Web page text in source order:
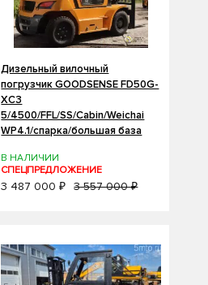
Дизельный вилочный
погрузчик GOODSENSE FD50G-
XC3
5/4500/FFL/SS/Cabin/Weichai
WP4.1/спарка/большая база
В НАЛИЧИИ
СПЕЦПРЕДЛОЖЕНИЕ
3 487 000 ₽ 3 557 000 ₽